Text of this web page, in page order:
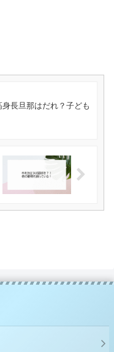
長旦那はだれ？子ども